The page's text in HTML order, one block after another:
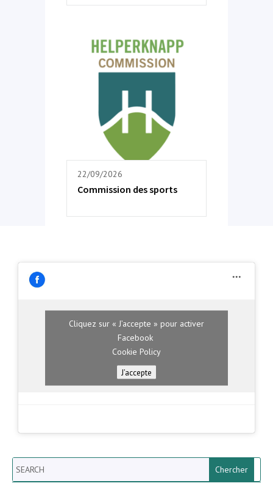
22/09/2026
Commission des sports
Cliquez sur « J’accepte » pour activer
Facebook
Cookie Policy
J’accepte
Search